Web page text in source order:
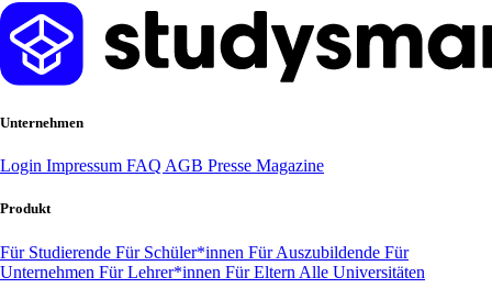
Unternehmen
Login Impressum FAQ AGB Presse Magazine
Produkt
Für Studierende Für Schüler*innen Für Auszubildende Für
Unternehmen Für Lehrer*innen Für Eltern Alle Universitäten